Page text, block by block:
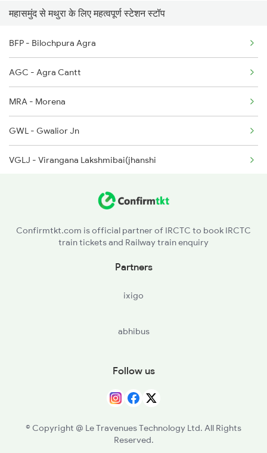
2857 Vskp Ltt Spl
2858 Vskp Festivl Spl
2887 Vskp Nzm Special
2888 Vskp Festivl Spl
12808 Samta Express
12843 Puri Adi S F
महासमुंद से मथुरा के लिए महत्वपूर्ण स्टेशन स्टॉप
BFP - Bilochpura Agra
AGC - Agra Cantt
MRA - Morena
GWL - Gwalior Jn
VGLJ - Virangana Lakshmibai(jhanshi
BPL - Bhopal Jn
TMR - Tumsar Road
Confirmtkt.com is official partner of IRCTC to book IRCTC
train tickets and Railway train enquiry
Partners
ixigo
abhibus
Follow us
© Copyright @ Le Travenues Technology Ltd. All Rights
Reserved.